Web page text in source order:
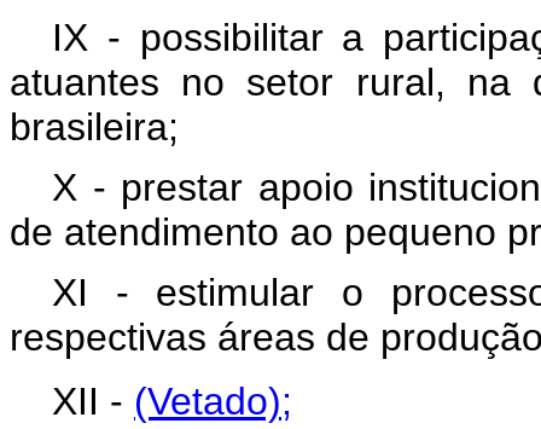
IX - possibilitar a
atuantes no setor rural, na
brasileira;
X - prestar apoio
de atendimento ao pequeno
XI - estimular o
respectivas áreas de
XII - (Vetado);